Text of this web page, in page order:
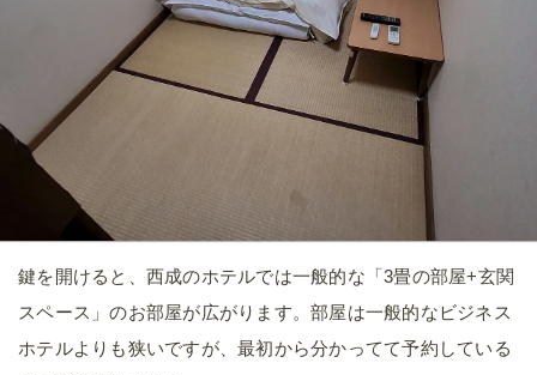
鍵を開けると、西成のホテルでは一般的な「3畳の部屋+玄関
スペース」のお部屋が広がります。部屋は一般的なビジネス
ホテルよりも狭いですが、最初から分かってて予約している